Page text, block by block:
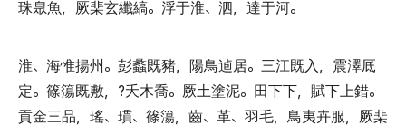
珠臮魚， 厥棐玄纖縞。 浮于淮、 泗， 達于河。
淮、 海惟揚州 。 彭蠡既豬， 陽鳥逌居。 三江既入， 震澤厎
定。 篠簜既敷， ?夭木喬。 厥土塗泥。 田下下， 賦下上錯。
貢金三品， 瑤、 瑻、 篠簜， 齒、 革、 羽毛， 鳥夷卉服， 厥棐